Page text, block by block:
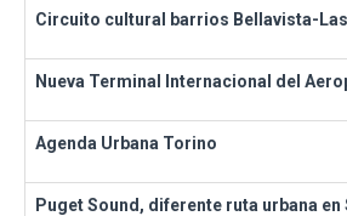
Circuito cultural barrios Bellavista-
Nueva Terminal Internacional del
Agenda Urbana Torino
Puget Sound, diferente ruta urbana en